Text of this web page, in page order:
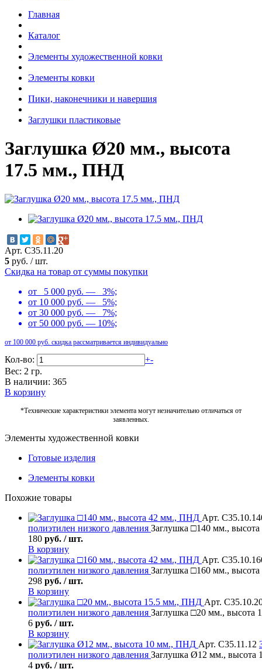
Главная
Каталог
Элементы художественной ковки
Элементы ковки
Пики, наконечники и навершия
Заглушки пластиковые
Заглушка Ø20 мм., высота
17.5 мм., ПНД
Арт. С35.11.20
5 руб. /шт.
Скидка на товар от суммы покупки
от 5 000 руб. — 3%;
от 10 000 руб. — 5%;
от 30 000 руб. — 7%;
от 50 000 руб. — 10%;
от 100 000 руб. скидка рассматривается индивидуально
Кол-во: +-
Вес: 2 гр.
В наличии: 365
В корзину
*Технические характеристики элемента могут незначительно отличаться от
заявленных.
Элементы художественной ковки
Готовые изделия
Элементы ковки
Похожие товары
Арт.
полиэтилен низкого давления Заглушка □140 мм.,
180 руб. / шт.
В корзину
Арт.
полиэтилен низкого давления Заглушка □160 мм.,
298 руб. / шт.
В корзину
Арт.
полиэтилен низкого давления Заглушка □20 мм.,
6 руб. / шт.
В корзину
Арт. С35.11.12
полиэтилен низкого давления Заглушка Ø12 мм.,
4 руб. / шт.